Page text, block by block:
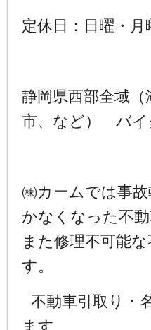
定休日：日曜・月
静岡県西部全域
市、など） バイ
㈱カームでは事
かなくなった不
また修理不可能
す。
不動車引取り・
ます